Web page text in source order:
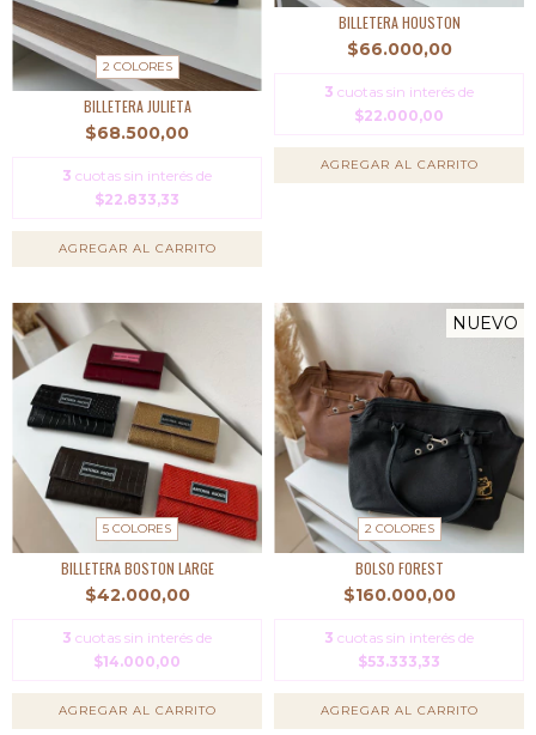
2 COLORES
BILLETERA JULIETA
$68.500,00
3 cuotas sin interés de
$22.833,33
AGREGAR AL CARRITO
BILLETERA HOUSTON
$66.000,00
3 cuotas sin interés de
$22.000,00
AGREGAR AL CARRITO
5 COLORES
BILLETERA BOSTON LARGE
$42.000,00
3 cuotas sin interés de
$14.000,00
AGREGAR AL CARRITO
NUEVO
2 COLORES
BOLSO FOREST
$160.000,00
3 cuotas sin interés de
$53.333,33
AGREGAR AL CARRITO